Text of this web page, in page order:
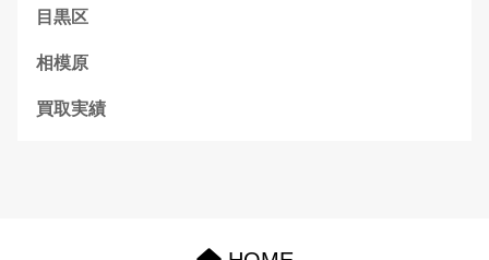
目黒区
相模原
買取実績